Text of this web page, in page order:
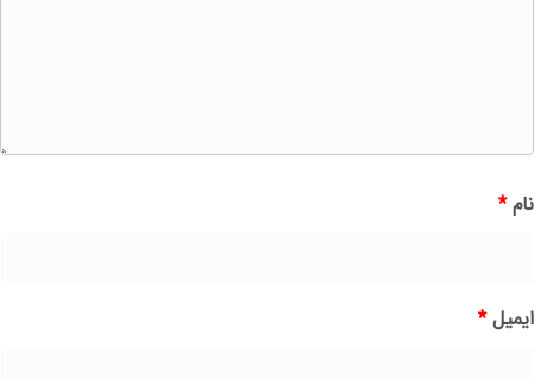
نام*
ایمیل*